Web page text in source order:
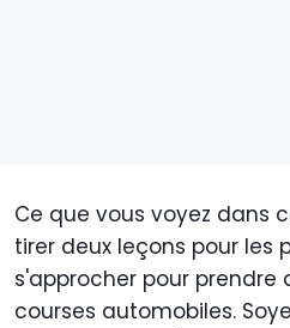
Ce que vous voyez dans
tirer deux leçons pour les
s'approcher pour prendre
courses automobiles.